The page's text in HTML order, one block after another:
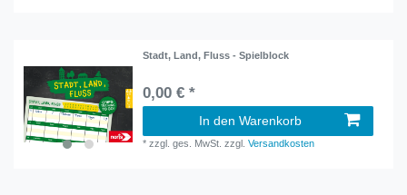
Stadt, Land, Fluss - Spielblock
0,00 € *
In den Warenkorb
*zzgl. ges. MwSt. zzgl.Versandkosten